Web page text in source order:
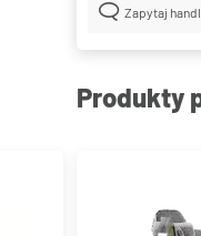
Zapytaj
Produkty